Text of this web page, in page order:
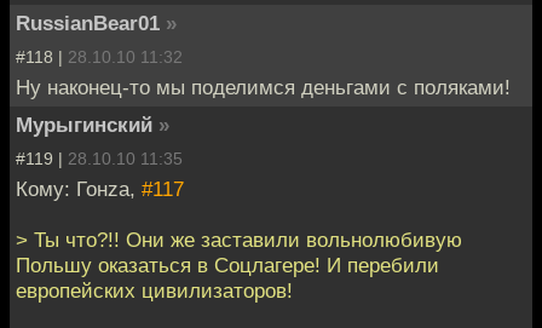
RussianBear01 »
#118 | 28.10.10 11:32
Ну наконец-то мы поделимся деньгами с поляками!
Мурыгинский »
#119 | 28.10.10 11:35
Кому: Гонzа, #117
> Ты что?!! Они же заставили вольнолюбивую
Польшу оказаться в Соцлагере! И перебили
европейских цивилизаторов!